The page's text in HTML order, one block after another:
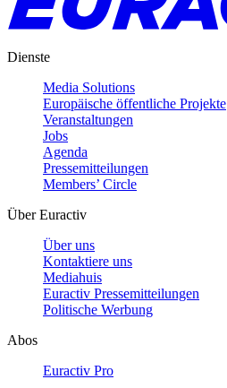
Dienste
Media Solutions
Europäische öffentliche Projekte
Veranstaltungen
Jobs
Agenda
Pressemitteilungen
Members’ Circle
Über Euractiv
Über uns
Kontaktiere uns
Mediahuis
Euractiv Pressemitteilungen
Politische Werbung
Abos
Euractiv Pro